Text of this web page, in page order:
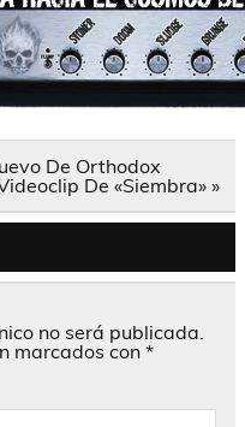
De Orthodox
De «Siembra» »
no será publicada.
marcados con *